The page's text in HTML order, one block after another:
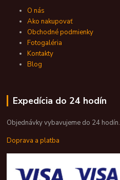
O nás
Ako nakupovať
Obchodné podmienky
Fotogaléria
Kontakty
Blog
Expedícia do 24 hodín
Objednávky vybavujeme do 24 hodín.
Doprava a platba